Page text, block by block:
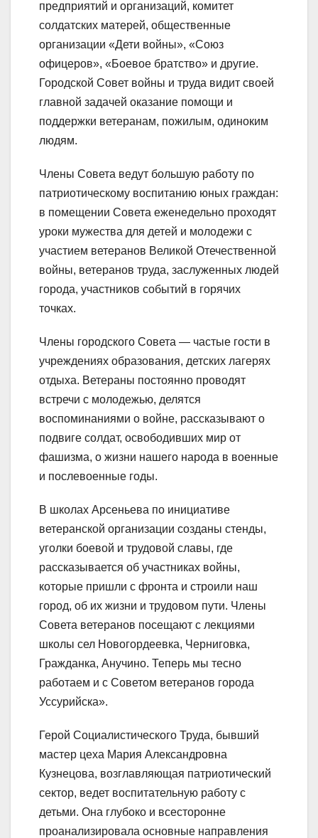
предприятий и организаций, комитет
солдатских матерей, общественные
организации «Дети войны», «Союз
офицеров», «Боевое братство» и другие.
Городской Совет войны и труда видит своей
главной задачей оказание помощи и
поддержки ветеранам, пожилым, одиноким
людям.
Члены Совета ведут большую работу по
патриотическому воспитанию юных граждан:
в помещении Совета еженедельно проходят
уроки мужества для детей и молодежи с
участием ветеранов Великой Отечественной
войны, ветеранов труда, заслуженных людей
города, участников событий в горячих
точках.
Члены городского Совета — частые гости в
учреждениях образования, детских лагерях
отдыха. Ветераны постоянно проводят
встречи с молодежью, делятся
воспоминаниями о войне, рассказывают о
подвиге солдат, освободивших мир от
фашизма, о жизни нашего народа в военные
и послевоенные годы.
В школах Арсеньева по инициативе
ветеранской организации созданы стенды,
уголки боевой и трудовой славы, где
рассказывается об участниках войны,
которые пришли с фронта и строили наш
город, об их жизни и трудовом пути. Члены
Совета ветеранов посещают с лекциями
школы сел Новогордеевка, Черниговка,
Гражданка, Анучино. Теперь мы тесно
работаем и с Советом ветеранов города
Уссурийска».
Герой Социалистического Труда, бывший
мастер цеха Мария Александровна
Кузнецова, возглавляющая патриотический
сектор, ведет воспитательную работу с
детьми. Она глубоко и всесторонне
проанализировала основные направления